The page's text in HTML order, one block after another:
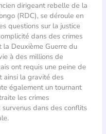
dirigeant rebelle de la
(RDC), se déroule en
questions sur la justice
dans des crimes
la Deuxième Guerre du
à des millions de
ont requis une peine de
ainsi la gravité des
également un tournant
les crimes
dans des conflits